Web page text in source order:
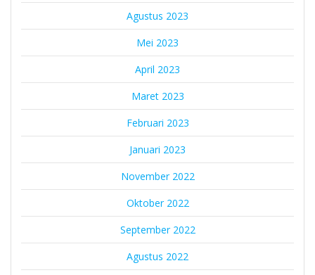
Agustus 2023
Mei 2023
April 2023
Maret 2023
Februari 2023
Januari 2023
November 2022
Oktober 2022
September 2022
Agustus 2022